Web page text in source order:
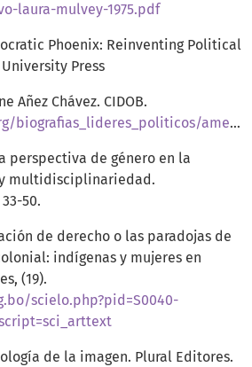
laura-mulvey-1975.pdf
Phoenix: Reinventing Political
Press
Añez Chávez. CIDOB.
america_del_sur/bolivia/jeanine_anez_chavez
perspectiva de género en la
multidisciplinariedad.
50.
de derecho o las paradojas de
indígenas y mujeres en
(19).
scielo.php?pid=S0040-
de la imagen. Plural Editores.